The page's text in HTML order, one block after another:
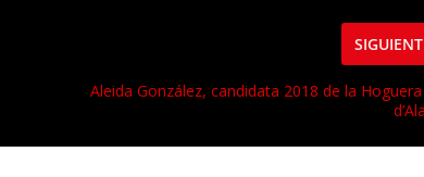
Aleida González, candidata 2018 de la